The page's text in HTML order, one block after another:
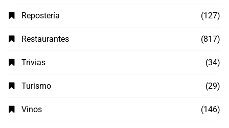
Repostería (127)
Restaurantes (817)
Trivias (34)
Turismo (29)
Vinos (146)